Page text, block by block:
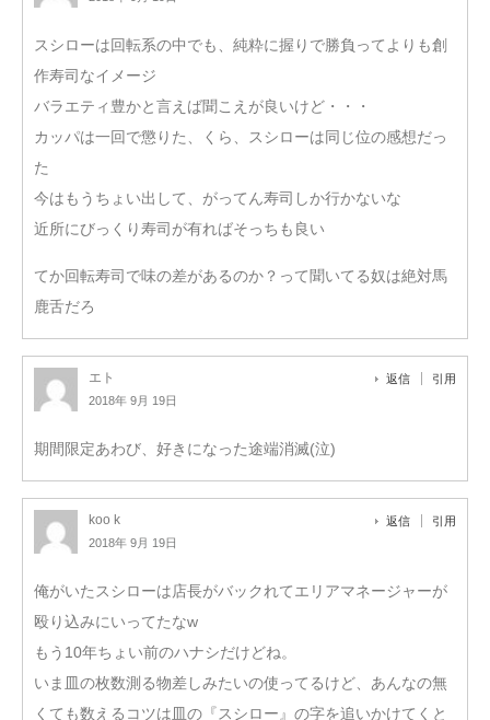
スシローは回転系の中でも、純粋に握りで勝負ってよりも創
作寿司なイメージ
バラエティ豊かと言えば聞こえが良いけど・・・
カッパは一回で懲りた、くら、スシローは同じ位の感想だっ
た
今はもうちょい出して、がってん寿司しか行かないな
近所にびっくり寿司が有ればそっちも良い
てか回転寿司で味の差があるのか？って聞いてる奴は絶対馬
鹿舌だろ
エト
2018年 9月 19日
返信 引用
期間限定あわび、好きになった途端消滅(泣)
koo k
2018年 9月 19日
返信 引用
俺がいたスシローは店長がバックれてエリアマネージャーが
殴り込みにいってたなw
もう10年ちょい前のハナシだけどね。
いま皿の枚数測る物差しみたいの使ってるけど、あんなの無
くても数えるコツは皿の『スシロー』の字を追いかけてくと